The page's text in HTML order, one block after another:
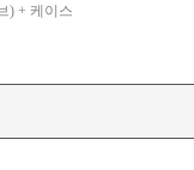
) + 케이스